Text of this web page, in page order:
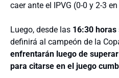
caer ante el IPVG (0-0 y 2-3
Luego, desde las 16:30 horas
definirá al campeón de la
enfrentarán luego de
para citarse en el juego